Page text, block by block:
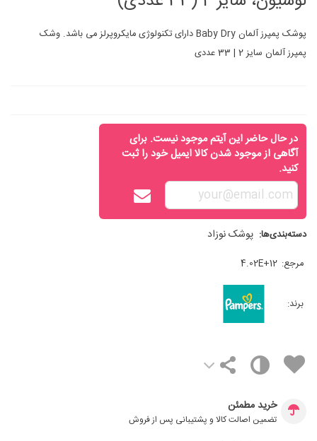
پوشک پمپرز آلمان Baby Dry دارای تکنولوژی مایکروپرلز می باشد. وشک
پمپرز آلمان سایز 2 | 33 عددی
در حال حاضر این آیتم موجود نیست. برای
آگاهی از موجود شدن کالا ایمیل خود را ثبت
کنید.
دسته‌بندی‌ها: پوشک نوزاد
مرجع: 4.02E+12
برند:
خرید مطمئن
تضمین اصالت کالا و پشتیبانی پس از فروش